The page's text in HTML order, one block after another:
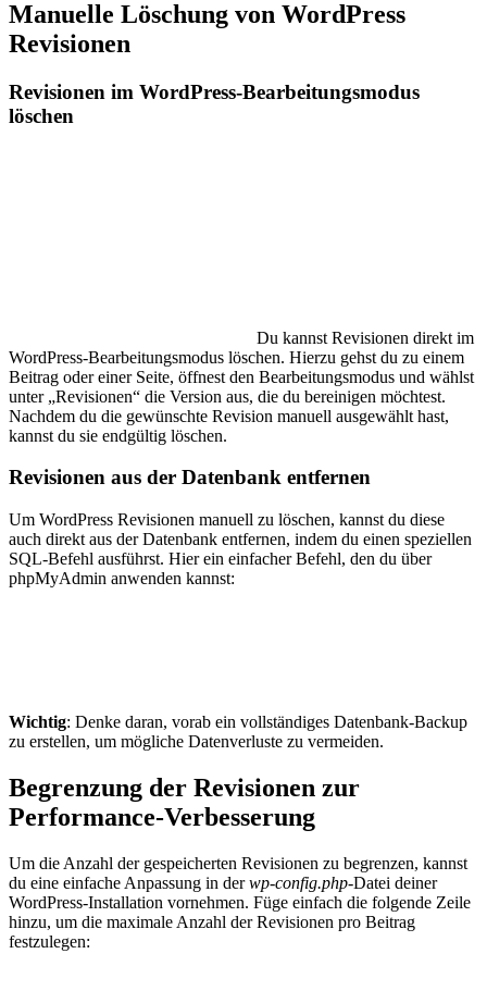
Manuelle Löschung von WordPress
Revisionen
Revisionen im WordPress-Bearbeitungsmodus
löschen
Du kannst Revisionen direkt im
WordPress-Bearbeitungsmodus löschen. Hierzu gehst du zu einem
Beitrag oder einer Seite, öffnest den Bearbeitungsmodus und wählst
unter „Revisionen“ die Version aus, die du bereinigen möchtest.
Nachdem du die gewünschte Revision manuell ausgewählt hast,
kannst du sie endgültig löschen.
Revisionen aus der Datenbank entfernen
Um WordPress Revisionen manuell zu löschen, kannst du diese
auch direkt aus der Datenbank entfernen, indem du einen speziellen
SQL-Befehl ausführst. Hier ein einfacher Befehl, den du über
phpMyAdmin anwenden kannst:
Wichtig: Denke daran, vorab ein vollständiges Datenbank-Backup
zu erstellen, um mögliche Datenverluste zu vermeiden.
Begrenzung der Revisionen zur
Performance-Verbesserung
Um die Anzahl der gespeicherten Revisionen zu begrenzen, kannst
du eine einfache Anpassung in derwp-config.php-Datei deiner
WordPress-Installation vornehmen. Füge einfach die folgende Zeile
hinzu, um die maximale Anzahl der Revisionen pro Beitrag
festzulegen: